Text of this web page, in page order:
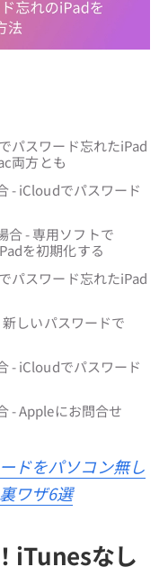
パスワード忘れたiPad
両方とも
- iCloudでパスワード
合 - 専用ソフトで
を初期化する
パスワード忘れたiPad
しいパスワードで
- iCloudでパスワード
- Appleにお問合せ
ドをパソコン無し
ワザ6選
iTunesなし